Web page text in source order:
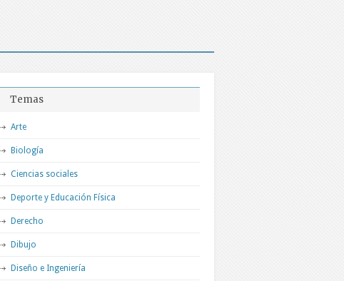
Temas
Arte
Biología
Ciencias sociales
Deporte y Educación Física
Derecho
Dibujo
Diseño e Ingeniería